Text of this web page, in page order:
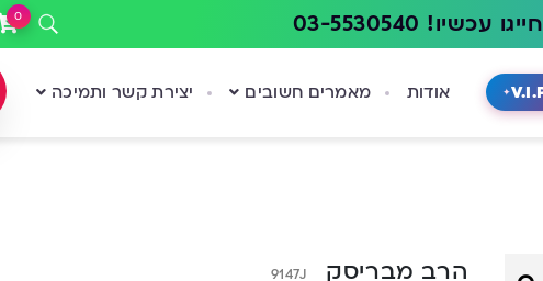
חייגו עכשיו! 03-5530540 0
אודות מאמרים חשובים יצירת קשר ותמיכה
הרב מבריסק 9147J